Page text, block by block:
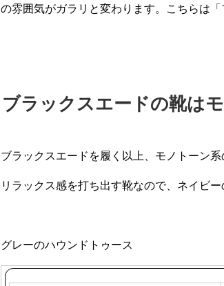
の雰囲気がガラリと変わります。こちらは
ブラックスエードの靴は
ブラックスエードを履く以上、モノトーン
リラックス感を打ち出す靴なので、ネイビ
グレーのハウンドトゥース